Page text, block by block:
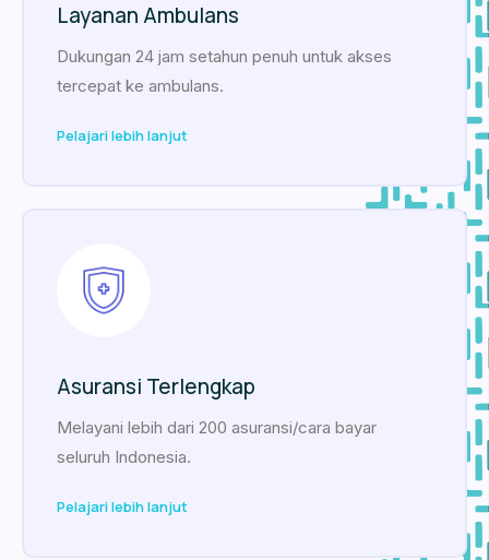
Layanan Ambulans
Dukungan 24 jam setahun penuh untuk akses
tercepat ke ambulans.
Pelajari lebih lanjut
Asuransi Terlengkap
Melayani lebih dari 200 asuransi/cara bayar
seluruh Indonesia.
Pelajari lebih lanjut